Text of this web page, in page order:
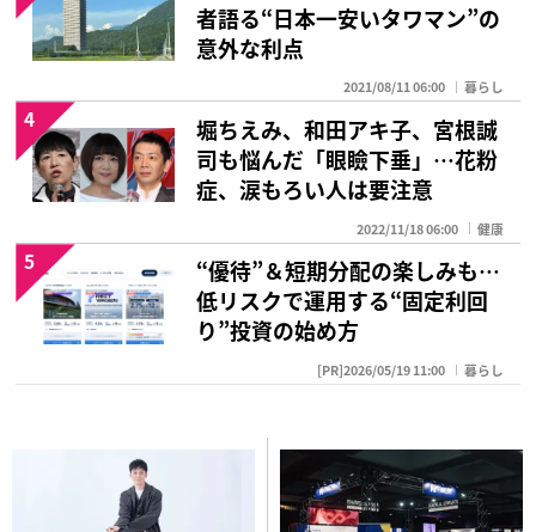
者語る“日本一安いタワマン”の
意外な利点
2021/08/11 06:00 暮らし
堀ちえみ、和田アキ子、宮根誠
司も悩んだ「眼瞼下垂」…花粉
症、涙もろい人は要注意
2022/11/18 06:00 健康
4
“優待”＆短期分配の楽しみも…
低リスクで運用する“固定利回
り”投資の始め方
[PR]2026/05/19 11:00 暮らし
5